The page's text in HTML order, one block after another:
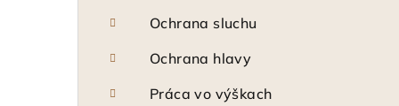
Ochrana sluchu
Ochrana hlavy
Práca vo výškach